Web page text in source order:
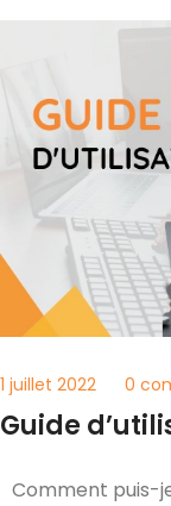
1 juillet 2022 0
Guide
Comment puis-